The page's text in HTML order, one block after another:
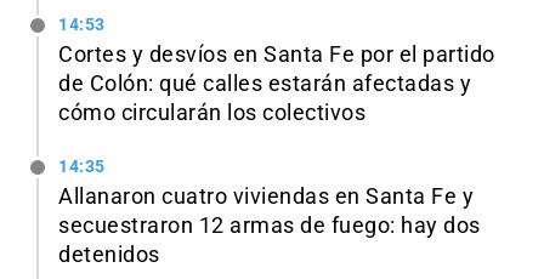
14:53
Cortes y desvíos en Santa Fe por el partido
de Colón: qué calles estarán afectadas y
cómo circularán los colectivos
14:35
Allanaron cuatro viviendas en Santa Fe y
secuestraron 12 armas de fuego: hay dos
detenidos